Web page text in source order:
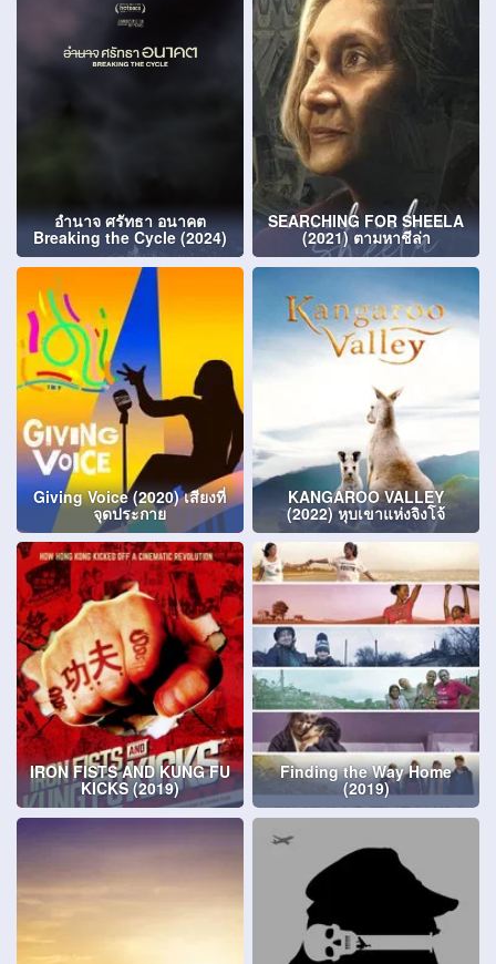
อำนาจ ศรัทธา อนาคต
Breaking the Cycle (2024)
SEARCHING FOR SHEELA
(2021) ตามหาชีล่า
Giving Voice (2020) เสียงที่
จุดประกาย
KANGAROO VALLEY
(2022) หุบเขาแห่งจิงโจ้
IRON FISTS AND KUNG FU
KICKS (2019)
Finding the Way Home
(2019)